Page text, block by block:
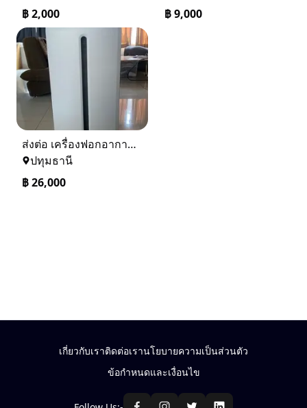
฿2,000
฿9,000
ส่งต่อ เครื่องฟอกอากาศ บ้าน /รถ แอมเวย์
ปทุมธานี
฿26,000
เกี่ยวกับเราติดต่อเรานโยบายความเป็นส่วนตัว
ข้อกำหนดและเงื่อนไข